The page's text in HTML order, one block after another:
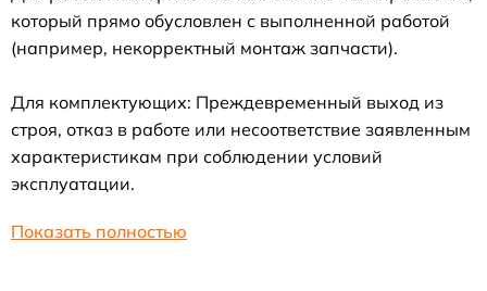
который прямо обусловлен с выполненной работой
(например, некорректный монтаж запчасти).
Для комплектующих: Преждевременный выход из
строя, отказ в работе или несоответствие заявленным
характеристикам при соблюдении условий
эксплуатации.
Показать полностью